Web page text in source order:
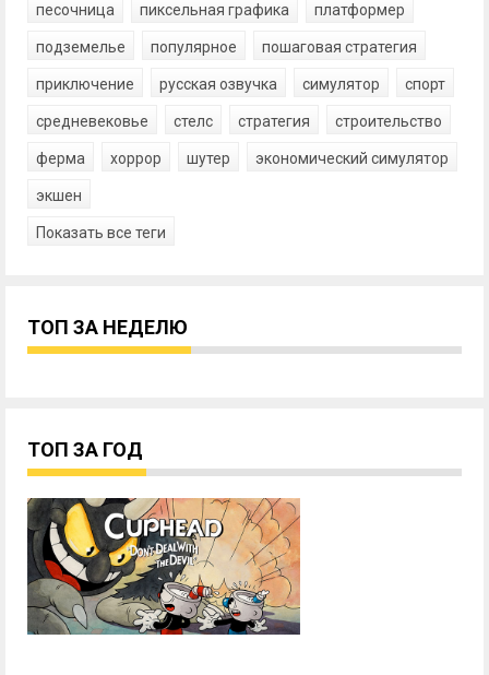
песочница пиксельная графика платформер
подземелье популярное пошаговая стратегия
приключение русская озвучка симулятор спорт
средневековье стелс стратегия строительство
ферма хоррор шутер экономический симулятор
экшен
Показать все теги
ТОП ЗА НЕДЕЛЮ
ТОП ЗА ГОД